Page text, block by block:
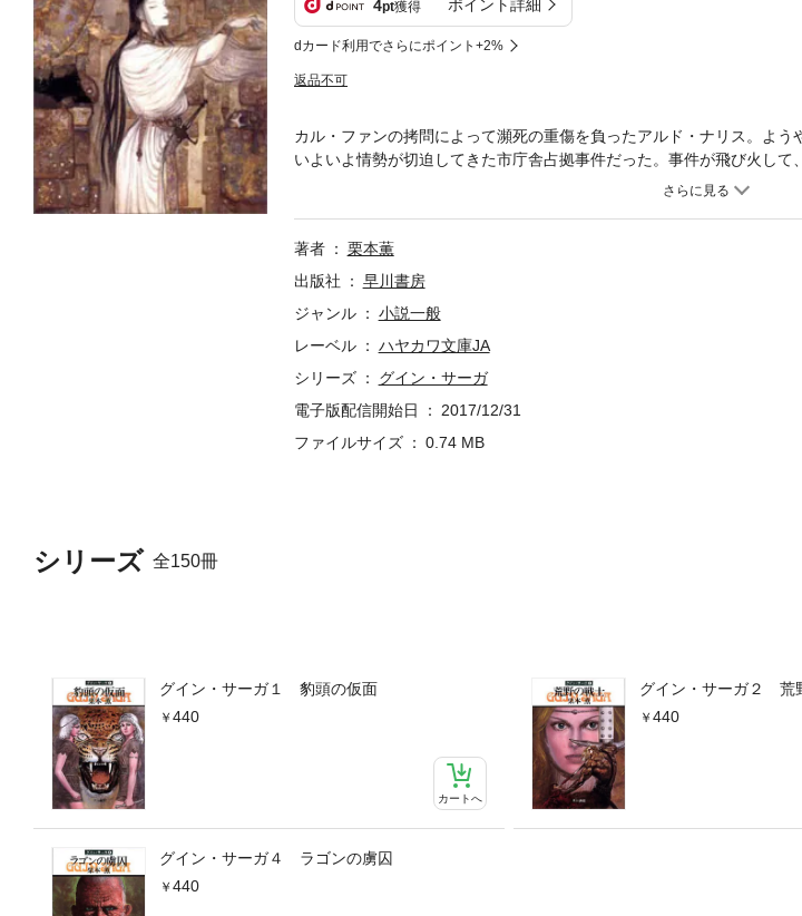
4pt獲得 ポイント詳細
dカード利用でさらにポイント+2%
返品不可
シリーズ 全150冊
グイン・サーガ１ 豹頭の仮面
440
カートへ
グイン・サーガ２ 荒
440
グイン・サーガ４ ラゴンの虜囚
440
カル・ファンの拷問によって瀕死の重傷を負ったアルド・ナリス。よう
いよいよ情勢が切迫してきた市庁舎占拠事件だった。事件が飛び火して
う。万策尽きたヴァレリウスに、ナリスは、ベッドに横たわったまま
著者
栗本薫
出版社
早川書房
ジャンル
小説一般
レーベル
ハヤカワ文庫JA
シリーズ
グイン・サーガ
電子版配信開始日
2017/12/31
ファイルサイズ
0.74 MB